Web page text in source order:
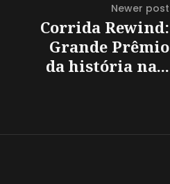
Newer post
Corrida Rewind:
Grande Prêmio
da história na...